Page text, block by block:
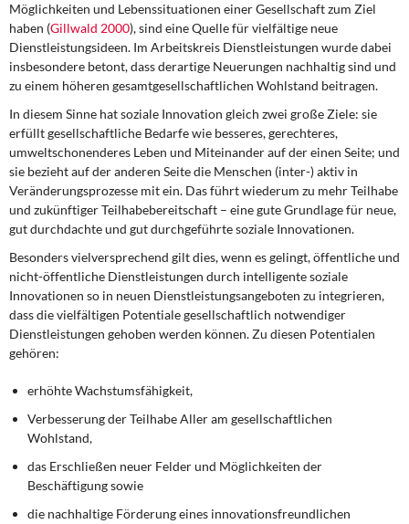
Möglichkeiten und Lebenssituationen einer Gesellschaft zum Ziel
haben (Gillwald 2000), sind eine Quelle für vielfältige neue
Dienstleistungsideen. Im Arbeitskreis Dienstleistungen wurde dabei
insbesondere betont, dass derartige Neuerungen nachhaltig sind und
zu einem höheren gesamtgesellschaftlichen Wohlstand beitragen.
In diesem Sinne hat soziale Innovation gleich zwei große Ziele: sie
erfüllt gesellschaftliche Bedarfe wie besseres, gerechteres,
umweltschonenderes Leben und Miteinander auf der einen Seite; und
sie bezieht auf der anderen Seite die Menschen (inter-) aktiv in
Veränderungsprozesse mit ein. Das führt wiederum zu mehr Teilhabe
und zukünftiger Teilhabebereitschaft – eine gute Grundlage für neue,
gut durchdachte und gut durchgeführte soziale Innovationen.
Besonders vielversprechend gilt dies, wenn es gelingt, öffentliche und
nicht-öffentliche Dienstleistungen durch intelligente soziale
Innovationen so in neuen Dienstleistungsangeboten zu integrieren,
dass die vielfältigen Potentiale gesellschaftlich notwendiger
Dienstleistungen gehoben werden können. Zu diesen Potentialen
gehören:
erhöhte Wachstumsfähigkeit,
Verbesserung der Teilhabe Aller am gesellschaftlichen
Wohlstand,
das Erschließen neuer Felder und Möglichkeiten der
Beschäftigung sowie
die nachhaltige Förderung eines innovationsfreundlichen